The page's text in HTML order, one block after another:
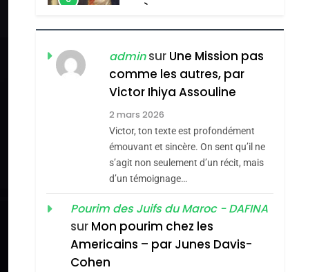
POURQUOI JE
REVENDIQUE MA
JUDAÏTE Par Thérèse
Zrihen-Dvir
CE QUI NOUS
MANQUE – Jacques
Hadida
JUDAISME
Maroc : Les Amandes
De Tafraout, Le Miel
De Tadla Azilal
Consacrés Produits
Du Terroir
Oeil Ravageur –
Vanessa De Loya
Stauber
CINEMA ISRAÉL
adminsur Une Mission pas
comme les autres, par
Victor Ihiya Assouline
2 mars 2026
Victor, ton texte est profondément
émouvant et sincère. On sent qu’il ne
s’agit non seulement d’un récit, mais
d’un témoignage…
Pourim des Juifs du Maroc - DAFINA
sur Mon pourim chez les
Americains – par Junes Davis-
Cohen